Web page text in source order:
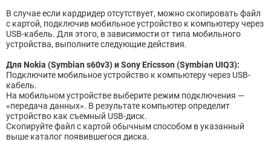
В случае если кардридер отсутствует, можно скопировать файл
с картой, подключив мобильное устройство к компьютеру через
USB-кабель. Для этого, в зависимости от типа мобильного
устройства, выполните следующие действия.
Для Nokia (Symbian s60v3) и Sony Ericsson (Symbian UIQ3):
Подключите мобильное устройство к компьютеру через USB-
кабель.
На мобильном устройстве выберите режим подключения —
«передача данных». В результате компьютер определит
устройство как съемный USB-диск.
Скопируйте файл с картой обычным способом в указанный
выше каталог появившегося диска.